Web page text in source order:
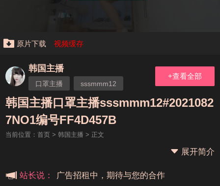
原片下载 视频缓存
韩国主播
口罩主播 sssmmm12
+查看全部
韩国主播口罩主播sssmmm12#2021082
7NO1编号FF4D457B
当前位置： 首页> 韩国主播 > 正文
展开简介
站长说：
本站大事件(19j网站发展历程)
广告招租中，期待与您的合作